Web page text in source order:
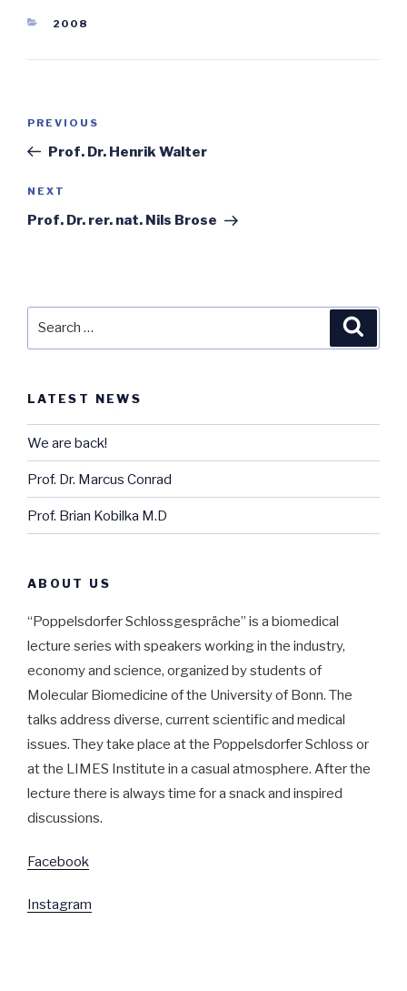
CATEGORIES
2008
Previous
Post
PREVIOUS
Prof. Dr. Henrik Walter
Next
Post
NEXT
Prof. Dr. rer. nat. Nils Brose
LATEST NEWS
We are back!
Prof. Dr. Marcus Conrad
Prof. Brian Kobilka M.D
ABOUT US
“Poppelsdorfer Schlossgespräche” is a biomedical
lecture series with speakers working in the industry,
economy and science, organized by students of
Molecular Biomedicine of the University of Bonn. The
talks address diverse, current scientific and medical
issues. They take place at the Poppelsdorfer Schloss or
at the LIMES Institute in a casual atmosphere. After the
lecture there is always time for a snack and inspired
discussions.
Facebook
Instagram